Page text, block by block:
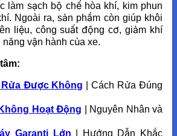
làm sạch bộ chế hòa khí, kim phun
Ngoài ra, sản phẩm còn giúp khôi
liệu, công suất động cơ, giảm khí
vận hành của xe.
Được Không | Cách Rửa Đúng
Hoạt Động | Nguyên Nhân và
Garanti Lớn | Hướng Dẫn Khắc